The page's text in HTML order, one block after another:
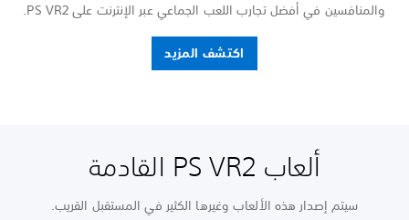
والمنافسين في أفضل تجارب اللعب الجماعي عبر الإنترنت على PS VR2.
اكتشف المزيد
ألعاب PS VR2 القادمة
سيتم إصدار هذه الألعاب وغيرها الكثير في المستقبل القريب.